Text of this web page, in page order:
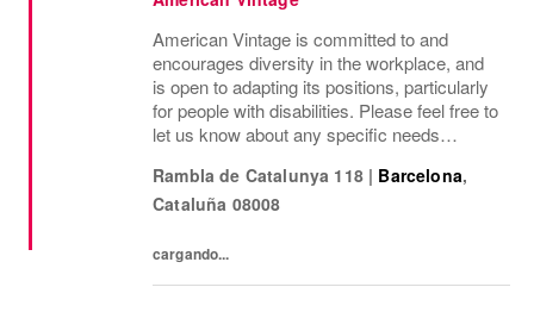
American Vintage is committed to and
encourages diversity in the workplace, and
is open to adapting its positions, particularly
for people with disabilities. Please feel free to
let us know about any specific needs
can provide the most suitable...
Rambla de Catalunya 118 | Barcelona,
Cataluña 08008
cargando...